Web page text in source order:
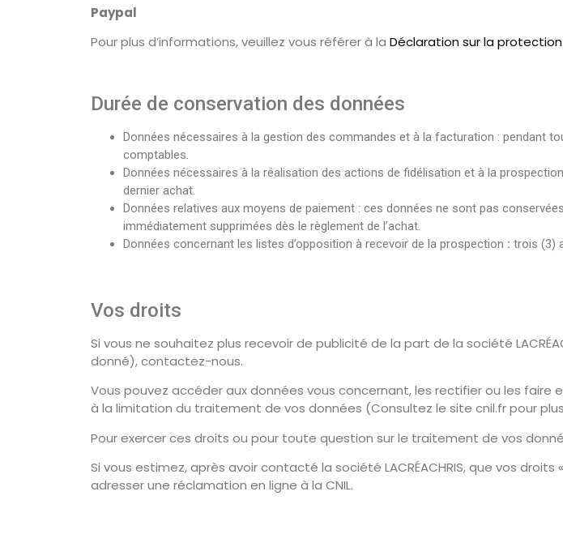
Paypal
Pour plus d’informations, veuillez vous référer à la Déclaration sur la
Durée de conservation des données
Données nécessaires à la gestion des commandes et à la facturation : pendant
comptables.
Données nécessaires à la réalisation des actions de fidélisation et à la
dernier achat.
Données relatives aux moyens de paiement : ces données ne sont pas
immédiatement supprimées dès le règlement de l’achat.
Données concernant les listes d’opposition à recevoir de la prospection : trois (3)
Vos droits
Si vous ne souhaitez plus recevoir de publicité de la part de la société
donné), contactez-nous.
Vous pouvez accéder aux données vous concernant, les rectifier ou les
à la limitation du traitement de vos données (Consultez le site cnil.fr pour
Pour exercer ces droits ou pour toute question sur le traitement de vos
Si vous estimez, après avoir contacté la société LACRÉACHRIS, que vos
adresser une réclamation en ligne à la CNIL.